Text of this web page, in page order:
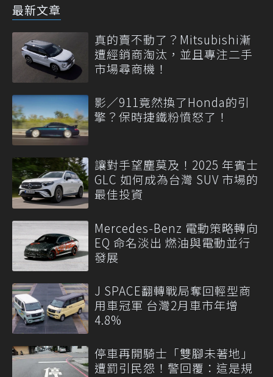
最新文章
真的賣不動了？Mitsubishi漸
遭經銷商淘汰，並且專注二手
市場尋商機！
影／911竟然換了Honda的引
擎？保時捷鐵粉憤怒了！
讓對手望塵莫及！2025 年賓士
GLC 如何成為台灣 SUV 市場的
最佳投資
Mercedes-Benz 電動策略轉向
EQ 命名淡出 燃油與電動並行
發展
J SPACE翻轉戰局奪回輕型商
用車冠軍 台灣2月車市年增
4.8%
停車再開騎士「雙腳未著地」
遭罰引民怨！警回覆：這是規